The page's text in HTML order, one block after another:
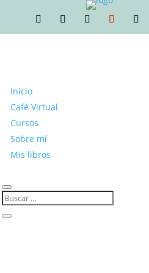
Inicio
Café Virtual
Cursos
Sobre mí
Mis libros